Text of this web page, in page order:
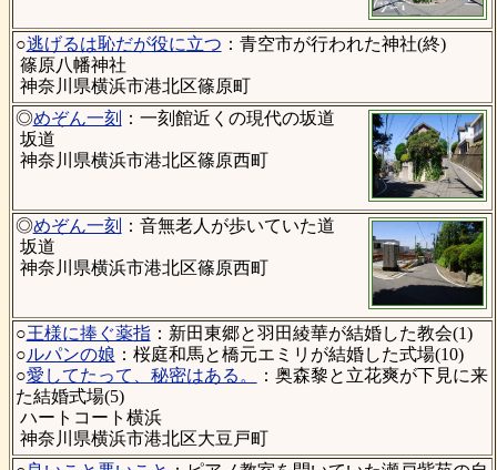
○逃げるは恥だが役に立つ ：青空市が行われた神社(終)
篠原八幡神社
神奈川県横浜市港北区篠原町
◎めぞん一刻
：一刻館近くの現代の坂道
坂道
神奈川県横浜市港北区篠原西町
◎めぞん一刻
：音無老人が歩いていた道
坂道
神奈川県横浜市港北区篠原西町
○王様に捧ぐ薬指：新田東郷と羽田綾華が結婚した教会(1)
○ルパンの娘 ：桜庭和馬と橋元エミリが結婚した式場(10)
○愛してたって、秘密はある。
：奥森黎と立花爽が下見に来
た結婚式場(5)
ハートコート横浜
神奈川県横浜市港北区大豆戸町